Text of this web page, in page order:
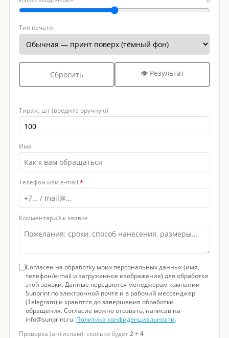
Тип печати
Сбросить 👁 Результат
Тираж, шт (введите вручную)
Имя
Телефон или e-mail *
Комментарий к заявке
Согласен на обработку моих персональных данных (имя,
телефон/e-mail и загруженное изображение) для обработки
этой заявки. Данные передаются менеджерам компании
Sunprint по электронной почте и в рабочий мессенджер
(Telegram) и хранятся до завершения обработки
обращения. Согласие можно отозвать, написав на
info@sunprint.ru. Политика конфиденциальности.
Проверка (антиспам): сколько будет2 + 4